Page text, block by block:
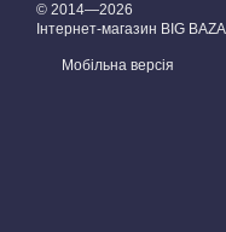
© 2014—2026
Інтернет-магазин BIG
Мобільна версія